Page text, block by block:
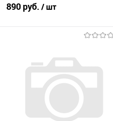
890 руб. / шт
Купить в 1 клик
К сравнению
В избранное
Недоступно